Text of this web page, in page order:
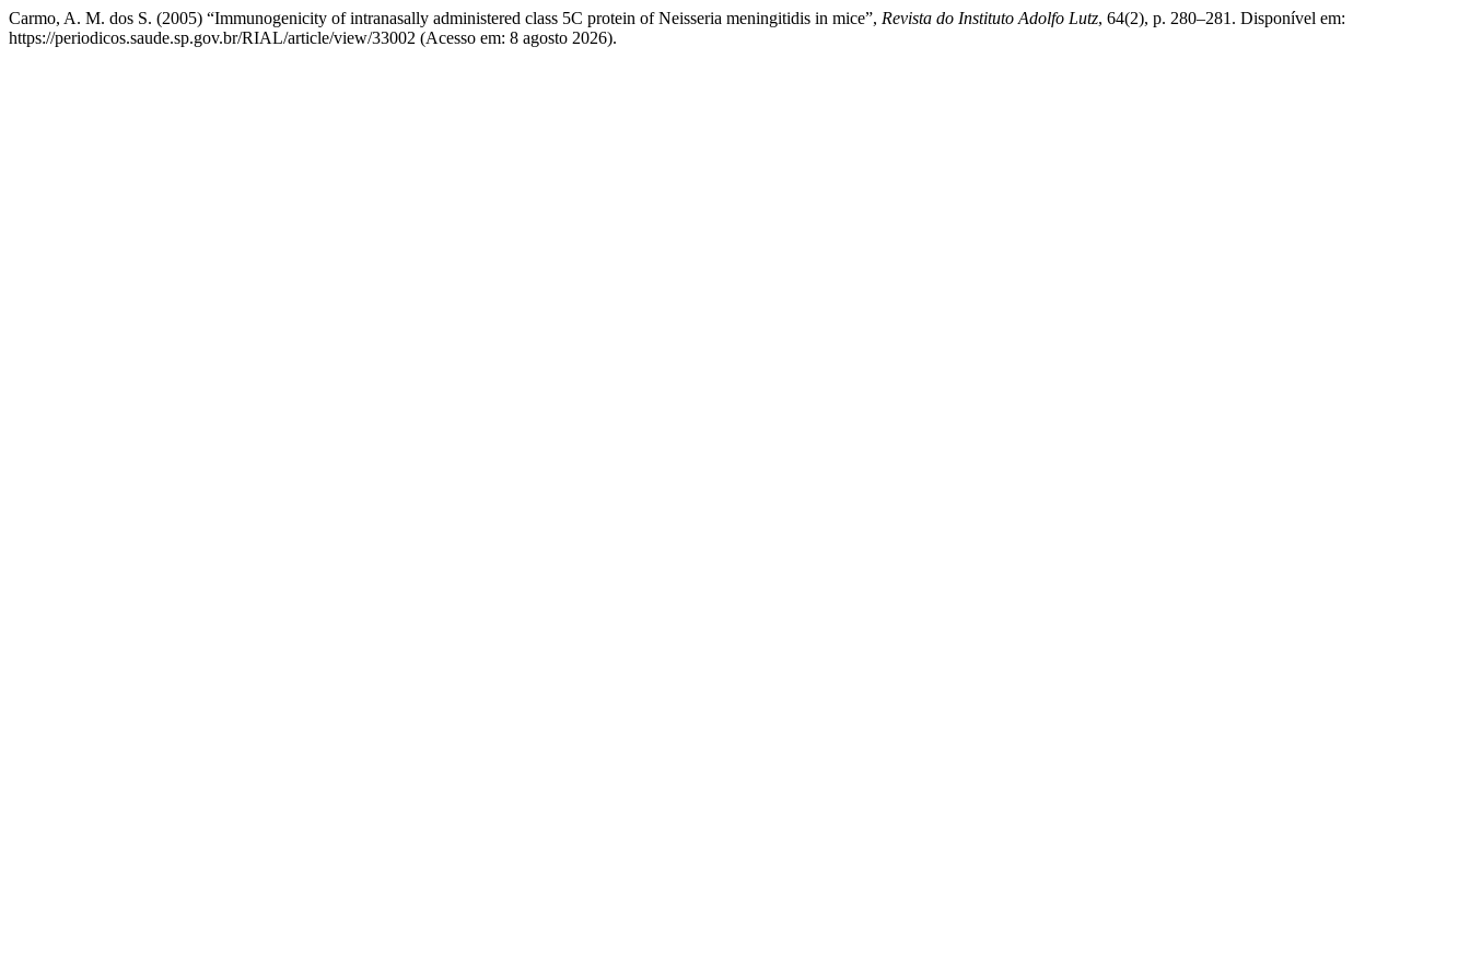
Carmo, A. M. dos S. (2005) “Immunogenicity of intranasally administered class 5C protein of Neisseria meningitidis in mice”, Revista do Instituto Adolfo Lutz, 64(2), p. 280–281. Disponível em:
https://periodicos.saude.sp.gov.br/RIAL/article/view/33002 (Acesso em: 8 agosto 2026).